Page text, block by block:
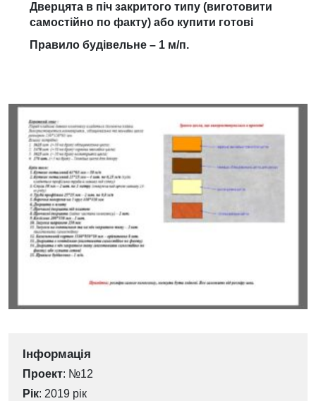
Дверцята в піч закритого типу (виготовити
самостійно по факту) або купити готові
Правило будівельне – 1 м/п.
Інформація
Проект: №12
Рік: 2019 рік